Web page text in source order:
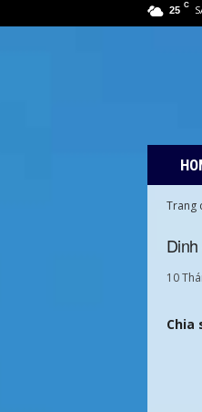
25 C
Trang
10
Chia